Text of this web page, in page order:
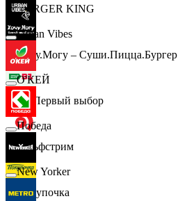
BURGER KING
Хочу.Могу – Суши.Пицца.Бургер
B1 Первый выбор
Гольфстрим
Покупочка
Urban Vibes
О'КЕЙ
Победа
New Yorker